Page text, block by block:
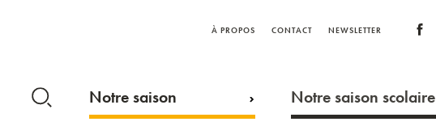
À PROPOS CONTACT NEWSLETTER
Notre saison Notre saison scolaire